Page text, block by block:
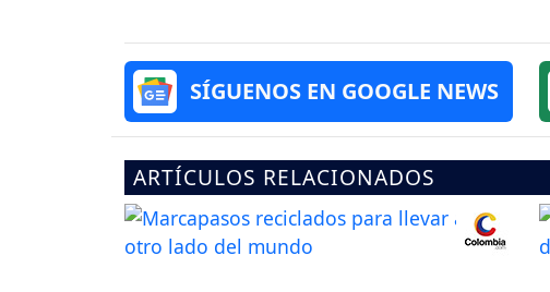
SÍGUENOS EN GOOGLE NEWS
ARTÍCULOS RELACIONADOS